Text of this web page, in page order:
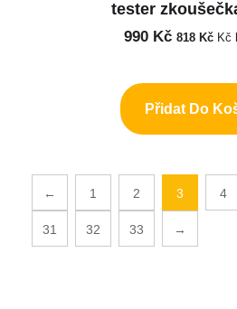
tester
990 Kč 818 KčKč
Přidat Do
← 1 2 3 4
31 32 33 →